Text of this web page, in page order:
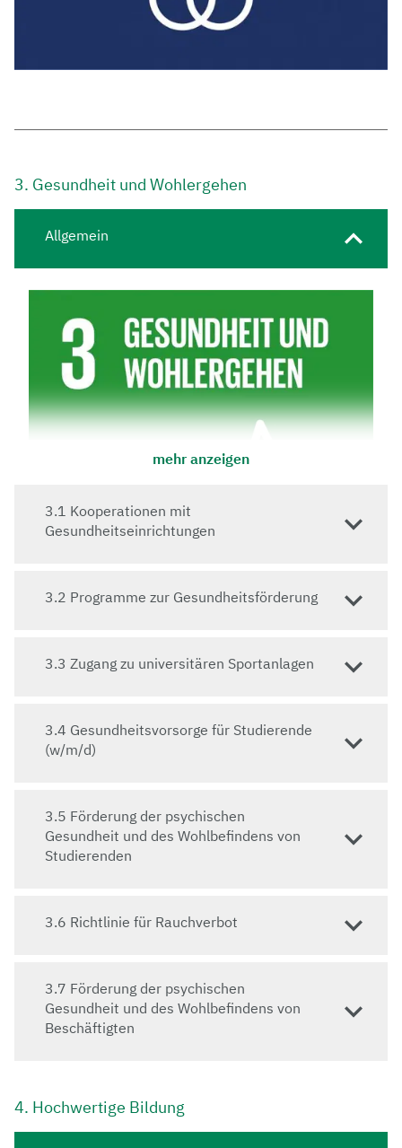
3. Gesundheit und Wohlergehen
Allgemein
Zugang zu guter medizinischer Versorgung,
Mitarbeitenden und Bewohnenden der örtlichen
Gemeinde ein breites Spektrum an präventiven
psychischen Problemen. Dabei wird besonderer Wert
auf eine erlebbare gesundheitsförderliche
Universitätskultur gelegt.
mehr anzeigen
3.1 Kooperationen mit
Gesundheitseinrichtungen
3.2 Programme zur Gesundheitsförderung
3.3 Zugang zu universitären Sportanlagen
3.4 Gesundheitsvorsorge für Studierende
(w/m/d)
3.5 Förderung der psychischen
Gesundheit und des Wohlbefindens von
Studierenden
3.6 Richtlinie für Rauchverbot
3.7 Förderung der psychischen
Gesundheit und des Wohlbefindens von
Beschäftigten
4. Hochwertige Bildung